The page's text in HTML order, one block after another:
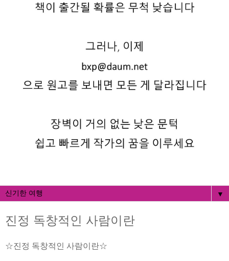
▼
진정 독창적인 사람이란
☆진정 독창적인 사람이란☆